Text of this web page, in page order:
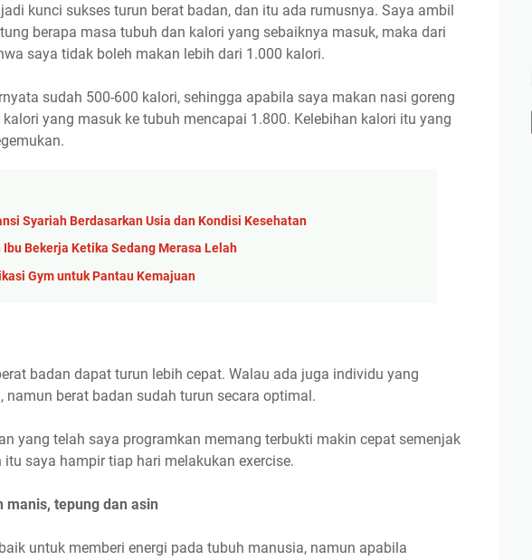
kunci sukses turun berat badan, dan itu ada rumusnya. Saya ambil
berapa masa tubuh dan kalori yang sebaiknya masuk, maka dari
saya tidak boleh makan lebih dari 1.000 kalori.
sudah 500-600 kalori, sehingga apabila saya makan nasi goreng
yang masuk ke tubuh mencapai 1.800. Kelebihan kalori itu yang
Syariah Berdasarkan Usia dan Kondisi Kesehatan
Bekerja Ketika Sedang Merasa Lelah
Gym untuk Pantau Kemajuan
badan dapat turun lebih cepat. Walau ada juga individu yang
namun berat badan sudah turun secara optimal.
yang telah saya programkan memang terbukti makin cepat semenjak
saya hampir tiap hari melakukan exercise.
tepung dan asin
untuk memberi energi pada tubuh manusia, namun apabila